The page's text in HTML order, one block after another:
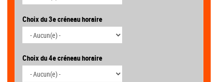
Choix du 3e créneau horaire
Choix du 4e créneau horaire